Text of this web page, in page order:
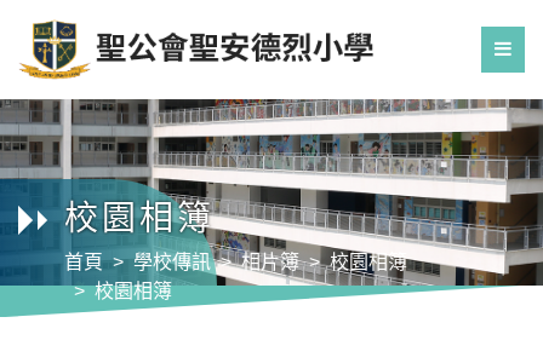
校園相簿
首頁 學校傳訊 相片簿
校園相簿
校園相簿